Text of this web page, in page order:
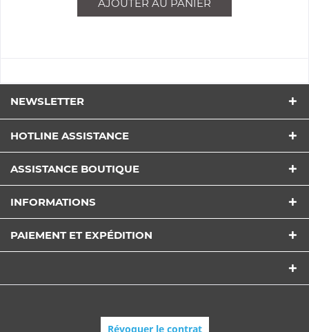
AJOUTER AU PANIER
NEWSLETTER
HOTLINE ASSISTANCE
ASSISTANCE BOUTIQUE
INFORMATIONS
PAIEMENT ET EXPÉDITION
Révoquer le contrat